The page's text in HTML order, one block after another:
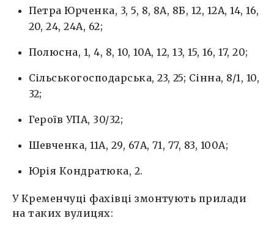
Петра Юрченка, 3, 5, 8, 8А, 8Б, 12, 12А, 14, 16,
20, 24, 24А, 62;
Полюсна, 1, 4, 8, 10, 10А, 12, 13, 15, 16, 17, 20;
Сільськогосподарська, 23, 25; Сінна, 8/1, 10,
32;
Героїв УПА, 30/32;
Шевченка, 11А, 29, 67А, 71, 77, 83, 100А;
Юрія Кондратюка, 2.
У Кременчуці фахівці змонтують прилади
на таких вулицях: